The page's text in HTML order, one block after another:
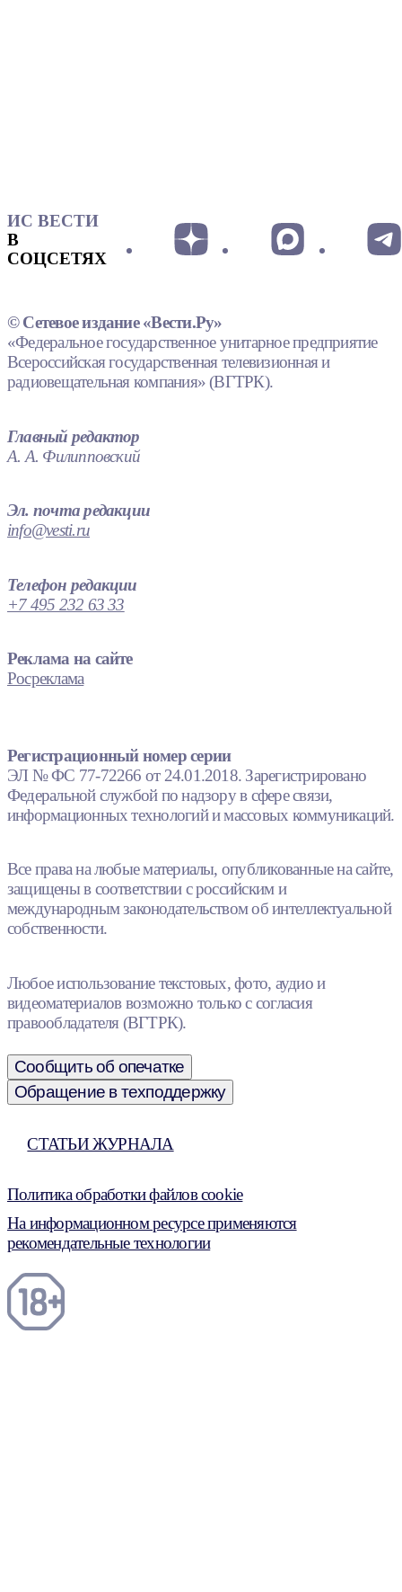
ИС ВЕСТИ
В
СОЦСЕТЯХ
© Сетевое издание «Вести.Ру»
«Федеральное государственное унитарное предприятие
Всероссийская государственная телевизионная и
радиовещательная компания» (ВГТРК).
Главный редактор
А. А. Филипповский
Эл. почта редакции
info@vesti.ru
Телефон редакции
+7 495 232 63 33
Реклама на сайте
Росреклама
Регистрационный номер серии
ЭЛ № ФС 77-72266 от 24.01.2018. Зарегистрировано
Федеральной службой по надзору в сфере связи,
информационных технологий и массовых коммуникаций.
Все права на любые материалы, опубликованные на сайте,
защищены в соответствии с российским и
международным законодательством об интеллектуальной
собственности.
Любое использование текстовых, фото, аудио и
видеоматериалов возможно только с согласия
правообладателя (ВГТРК).
Сообщить об опечатке
Обращение в техподдержку
СТАТЬИ ЖУРНАЛА
Политика обработки файлов cookie
На информационном ресурсе применяются
рекомендательные технологии